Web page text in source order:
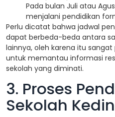
Pada bulan Juli atau
menjalani pendidikan
Perlu dicatat bahwa jadwal
dapat berbeda-beda antara
lainnya, oleh karena itu
untuk memantau informasi
sekolah yang diminati.
3. Proses
Sekolah